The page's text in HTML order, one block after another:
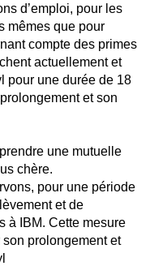
d’emploi, pour les
mêmes que pour
compte des primes
actuellement et
pour une durée de 18
et son
une mutuelle
chère.
pour une période
et de
à IBM. Cette mesure
prolongement et